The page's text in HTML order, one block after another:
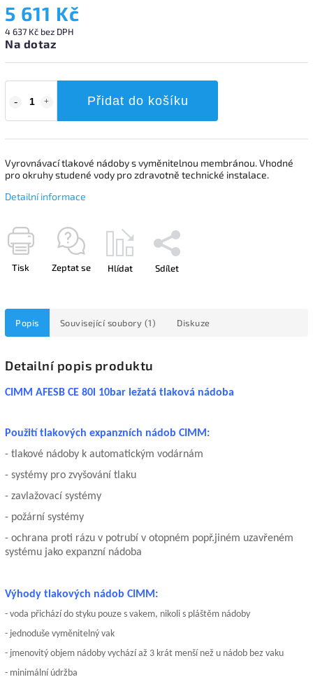
5 611 Kč
4 637 Kč bez DPH
Na dotaz
Přidat do košíku
Vyrovnávací tlakové nádoby s vyměnitelnou membránou. Vhodné
pro okruhy studené vody pro zdravotně technické instalace.
Detailní informace
Tisk Zeptat se Hlídat Sdílet
Popis Související soubory (1) Diskuze
Detailní popis produktu
CIMM AFESB CE 80l 10bar ležatá tlaková nádoba
Použití tlakových expanzních nádob CIMM:
- tlakové nádoby k automatickým vodárnám
- systémy pro zvyšování tlaku
- zavlažovací systémy
- požární systémy
- ochrana proti rázu v potrubí v otopném popř.jiném uzavřeném
systému jako expanzní nádoba
Výhody tlakových nádob CIMM:
- voda přichází do styku pouze s vakem, nikoli s pláštěm nádoby
- jednoduše vyměnitelný vak
- jmenovitý objem nádoby vychází až 3 krát menší než u nádob bez vaku
- minimální údržba